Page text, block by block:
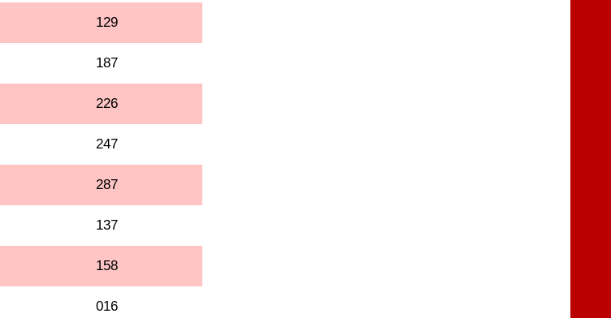
129
187
226
247
287
137
158
016